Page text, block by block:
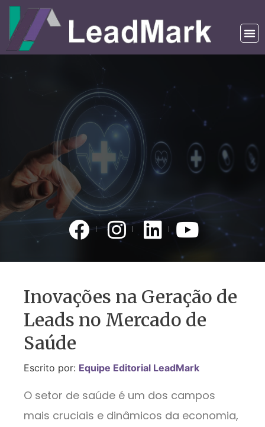
Inovações na Geração de
Leads no Mercado de
Saúde
Escrito por: Equipe Editorial LeadMark
O setor de saúde é um dos campos
mais cruciais e dinâmicos da economia,